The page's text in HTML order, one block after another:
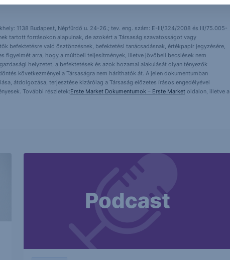
1138 Budapest, Népfürdő u. 24-26.; tev. eng. szám: E-III/324/2008 és III/75.005-
tartott forrásokon alapulnak, de azokért a Társaság szavatosságot vagy
befektetésre való ösztönzésnek, befektetési tanácsadásnak, értékpapír jegyzésére,
figyelmét arra, hogy a múltbeli teljesítmények, illetve jövőbeli becslések nem
helyzetet, a befektetések és azok hozamai alakulását olyan tényezők
következményei a Társaságra nem háríthatók át. A jelen dokumentumban
átdolgozása, terjesztése kizárólag a Társaság előzetes írásos engedélyével
További részletek:Erste Market Dokumentumok – Erste Marketoldalon, illetve a